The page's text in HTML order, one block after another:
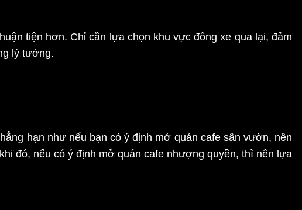
tiện hơn. Chỉ cần lựa chọn khu vực đông xe qua lại, đảm
lý tưởng.
hạn như nếu bạn có ý định mở quán cafe sân vườn, nên
đó, nếu có ý định mở quán cafe nhượng quyền, thì nên lựa